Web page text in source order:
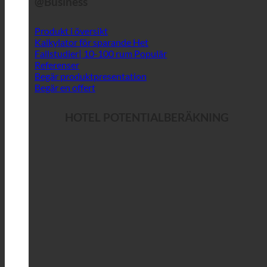
Produkt i översikt
Kalkylator för sparande
Fallstudier| 10-100 rum
Referenser
Begär produktpresentation
Begär en offert